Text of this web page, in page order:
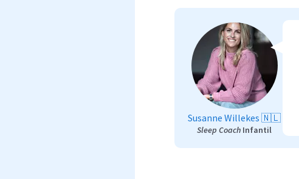
Susanne Willekes 🇳🇱
Sleep Coach Infantil